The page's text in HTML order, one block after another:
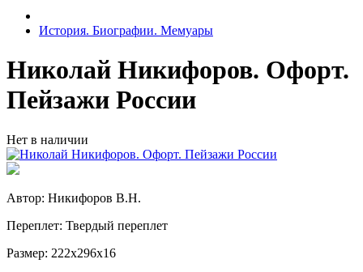
История. Биографии. Мемуары
Николай Никифоров. Офорт.
Пейзажи России
Нет в наличии
Автор: Никифоров В.Н.
Переплет: Твердый переплет
Размер: 222х296х16